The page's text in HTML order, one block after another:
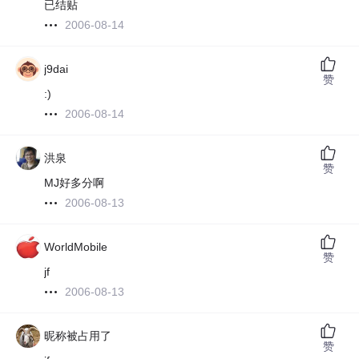
已结贴
2006-08-14
j9dai
:)
2006-08-14
赞
洪泉
MJ好多分啊
2006-08-13
赞
WorldMobile
jf
2006-08-13
赞
昵称被占用了
赞